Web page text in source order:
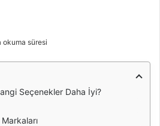
okuma süresi
Seçenekler Daha İyi?